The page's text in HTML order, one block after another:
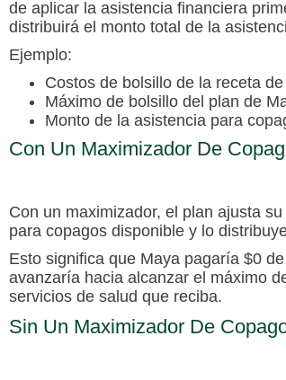
de aplicar la asistencia financiera
distribuirá el monto total de la
Ejemplo:
Costos de bolsillo de la receta
Máximo de bolsillo del plan de
Monto de la asistencia para
Con Un Maximizador De
Con un maximizador, el plan ajusta
para copagos disponible y lo
Esto significa que Maya pagaría $0
avanzaría hacia alcanzar el máximo
servicios de salud que reciba.
Sin Un Maximizador De